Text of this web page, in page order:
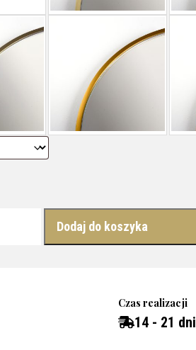
Dodaj do koszyka
Czas realizacji
14 - 21 dni